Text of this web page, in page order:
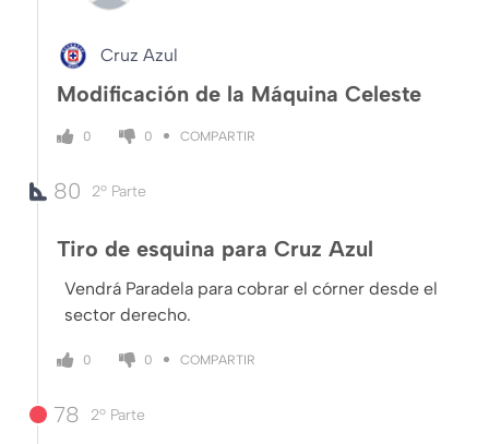
Cruz Azul
Modificación de la Máquina Celeste
0 0 COMPARTIR
80 2º Parte
Tiro de esquina para Cruz Azul
Vendrá Paradela para cobrar el córner desde el
sector derecho.
0 0 COMPARTIR
78 2º Parte